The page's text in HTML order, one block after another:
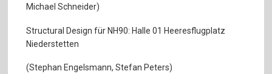
Michael Schneider)
Structural Design für NH90: Halle 01 Heeresflugplatz
Niederstetten
(Stephan Engelsmann, Stefan Peters)